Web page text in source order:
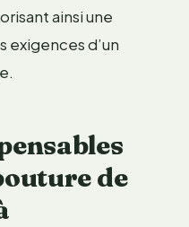
ainsi une
exigences d’un
de